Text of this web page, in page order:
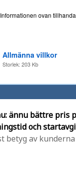
Informationen ovan
Allmänna villkor
Storlek: 203 Kb
ännu bättre pris
och
betyg av kunderna